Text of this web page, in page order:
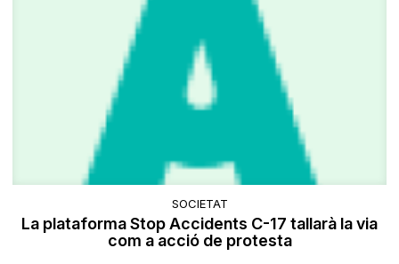
SOCIETAT
La plataforma Stop Accidents C-17 tallarà la via
com a acció de protesta